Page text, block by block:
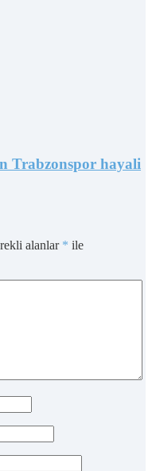
Trabzonspor hayali
alanlar * ile